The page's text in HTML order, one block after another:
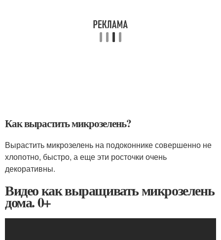
Как вырастить микрозелень?
Вырастить микрозелень на подоконнике совершенно не
хлопотно, быстро, а еще эти росточки очень
декоративны.
Видео как выращивать микрозелень
дома. 0+